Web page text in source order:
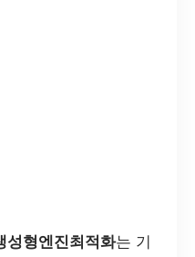
성형엔진최적화는 기